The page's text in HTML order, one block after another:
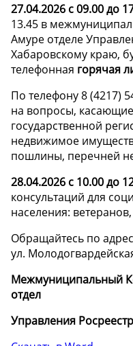
27.04.2026 с 09.00 до
13.45 в
Амуре отделе
Хабаровскому краю,
телефонная горячая
По телефону 8 (4217)
на вопросы,
государственной
недвижимое
пошлины, перечней
28.04.2026 с 10.00 до
консультаций для
населения:
Обращайтесь по
ул.
Межмуниципальный
отдел
Управления